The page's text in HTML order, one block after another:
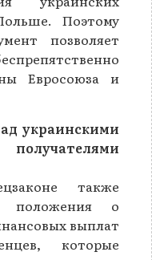
Поэтому
позволяет
Евросоюза и
украинскими
также
положения о
выплат
которые